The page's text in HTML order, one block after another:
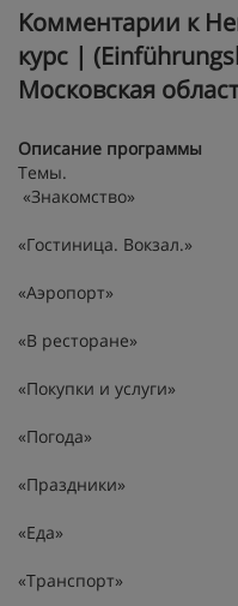
Kомментарии к
курс |
Московская
Описание программы
Темы.
«Знакомство»
«Гостиница. Вокзал.»
«Аэропорт»
«В ресторане»
«Покупки и услуги»
«Погода»
«Праздники»
«Еда»
«Транспорт»